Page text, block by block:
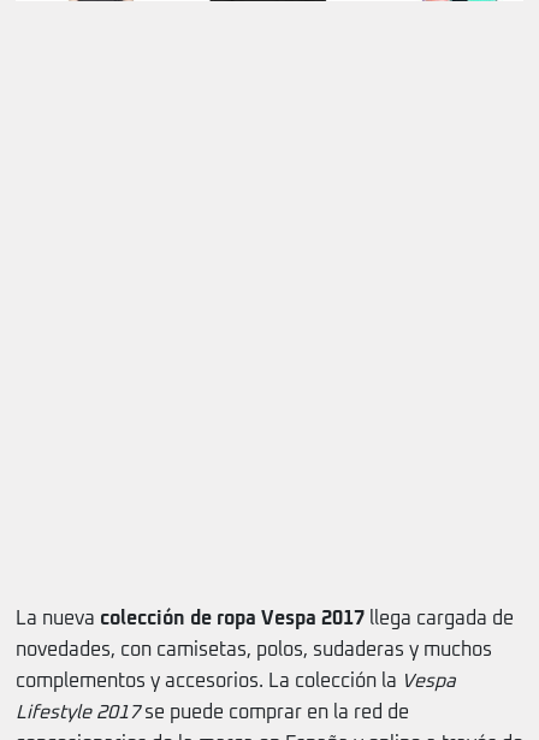
La nueva colección de ropa Vespa 2017 llega cargada de
novedades, con camisetas, polos, sudaderas y muchos
complementos y accesorios. La colección la Vespa
Lifestyle 2017se puede comprar en la red de